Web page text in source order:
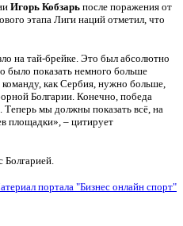
Игорь Кобзарь после поражения от
этапа Лиги наций отметил, что
на тай-брейке. Это был абсолютно
показать немного больше
как Сербия, нужно больше,
Болгарии. Конечно, победа
мы должны показать всё, на
площадки», – цитирует
Болгарией.
портала "Бизнес онлайн спорт"